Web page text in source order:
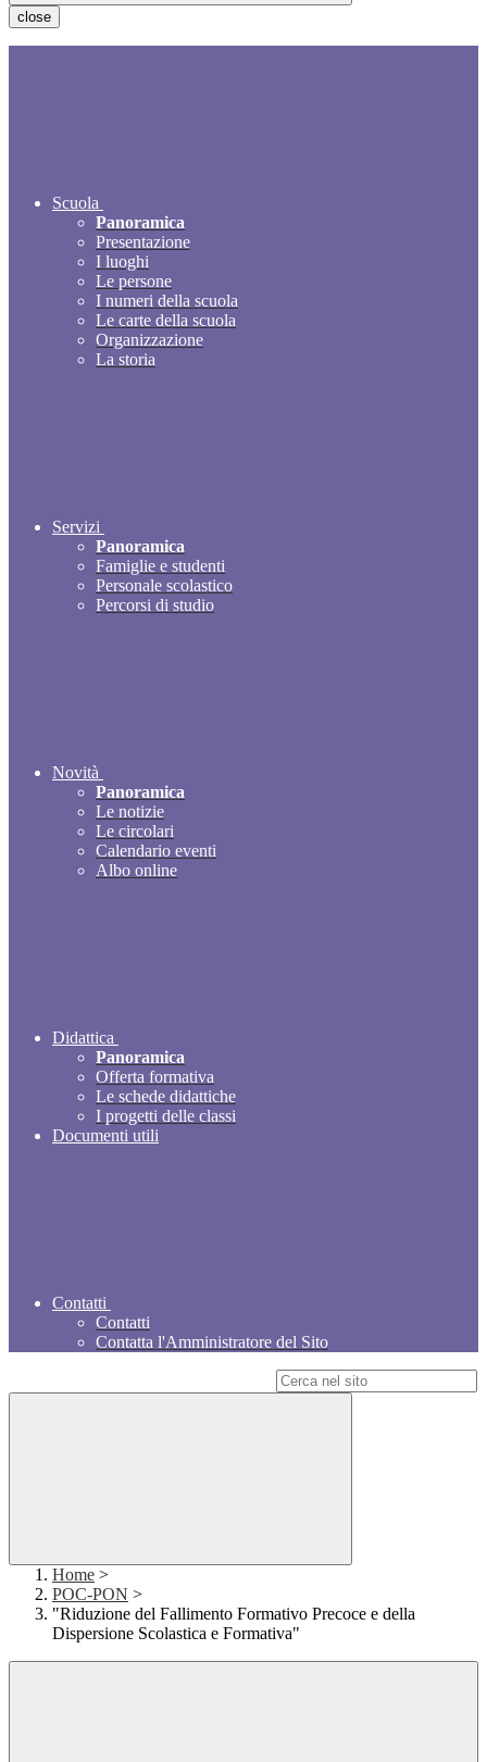
close
Scuola
Panoramica
Presentazione
I luoghi
Le persone
I numeri della scuola
Le carte della scuola
Organizzazione
La storia
Servizi
Panoramica
Famiglie e studenti
Personale scolastico
Percorsi di studio
Novità
Panoramica
Le notizie
Le circolari
Calendario eventi
Albo online
Didattica
Panoramica
Offerta formativa
Le schede didattiche
I progetti delle classi
Documenti utili
Contatti
Contatti
Contatta l'Amministratore del Sito
Home >
POC-PON >
"Riduzione del Fallimento Formativo Precoce e della
Dispersione Scolastica e Formativa"